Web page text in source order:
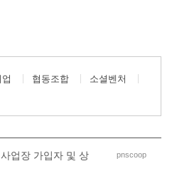
협동조합
소셜벤처
업장 가입자 및 상
pnscoop